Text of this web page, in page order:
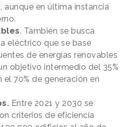
en última instancia
. También se busca
eléctrico que se base
de energías renovables
objetivo intermedio del 35%
70% de generación en
Entre 2021 y 2030 se
criterios de eficiencia